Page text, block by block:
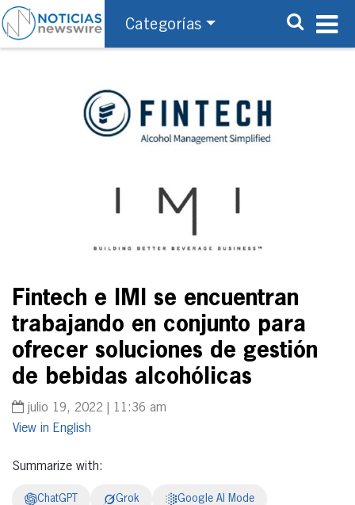
Categorías
Fintech e IMI se encuentran
trabajando en conjunto para
ofrecer soluciones de gestión
de bebidas alcohólicas
julio 19, 2022 | 11:36 am
English
Summarize with:
ChatGPT Grok Google AI Mode